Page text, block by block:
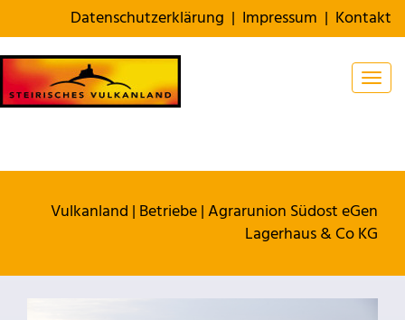
Datenschutzerklärung | Impressum | Kontakt
Vulkanland | Betriebe|Agrarunion Südost eGen
Lagerhaus & Co KG